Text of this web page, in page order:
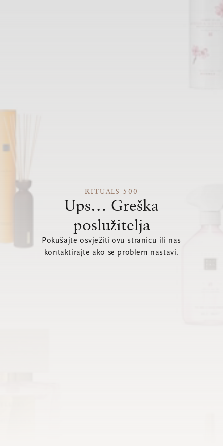
RITUALS 500
Ups… Greška
poslužitelja
Pokušajte osvježiti ovu stranicu ili nas
kontaktirajte ako se problem nastavi.